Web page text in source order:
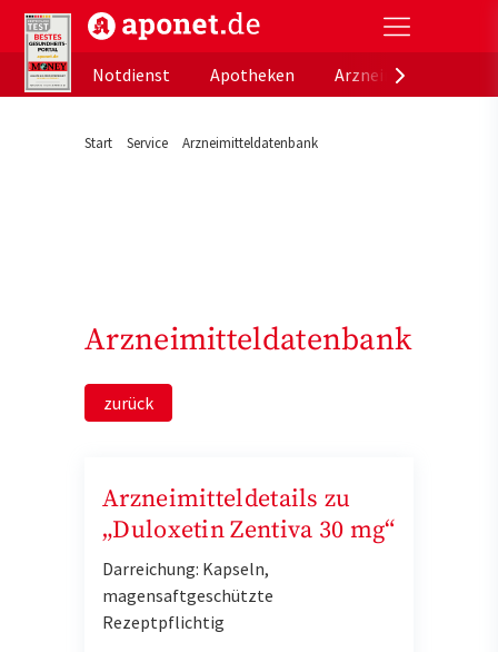
aponet.de - Das offizielle Gesundheitsportal der
Notdienst
Apotheken
Start Service Arzneimitteldatenbank
Arzneimitteldatenbank
zurück
Arzneimitteldetails zu
„Duloxetin Zentiva 30 mg“
Darreichung: Kapseln,
magensaftgeschützte
Rezeptpflichtig